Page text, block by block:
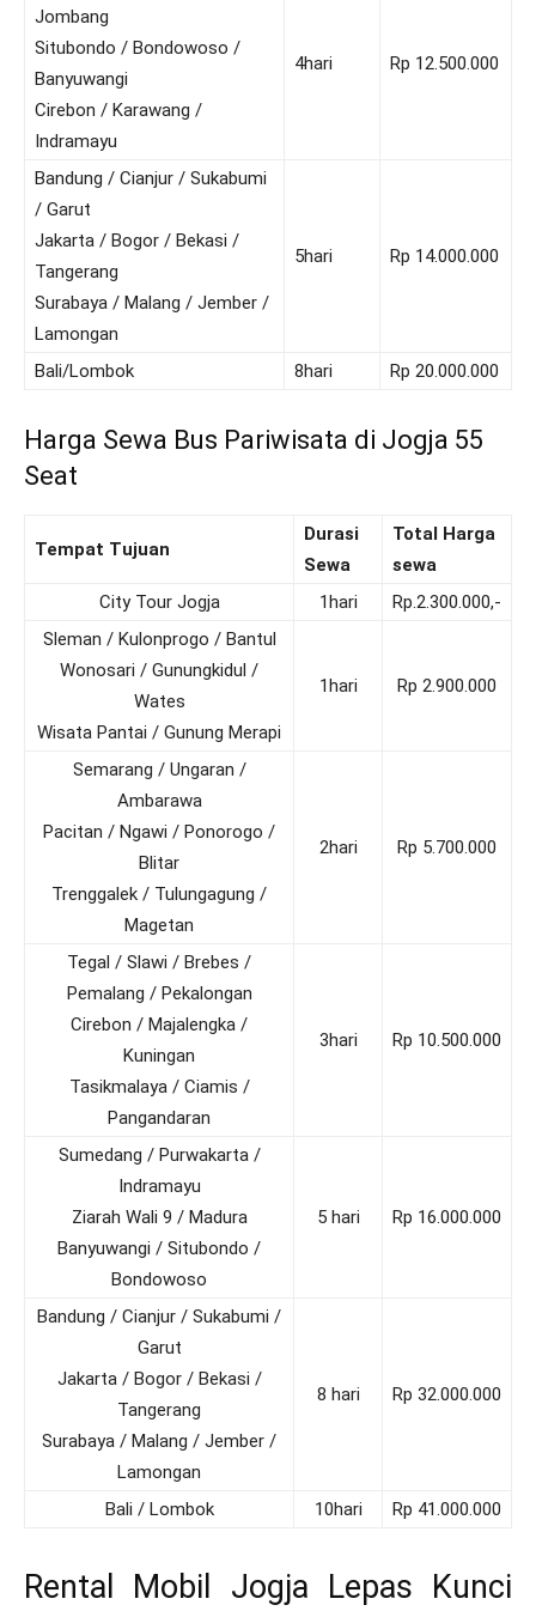
Jombang
Situbondo / Bondowoso /
Banyuwangi
Cirebon / Karawang /
Indramayu
4hari Rp 12.500.000
Bandung / Cianjur / Sukabumi
/ Garut
Jakarta / Bogor / Bekasi /
Tangerang
Surabaya / Malang / Jember /
Lamongan
5hari Rp 14.000.000
Bali/Lombok 8hari Rp 20.000.000
Harga Sewa Bus Pariwisata di Jogja 55
Seat
Tempat Tujuan
Durasi
Sewa
Total Harga
sewa
City Tour Jogja
1hari
Rp.2.300.000,-
Sleman / Kulonprogo / Bantul
Wonosari / Gunungkidul /
Wates
Wisata Pantai / Gunung Merapi
1hari Rp 2.900.000
Semarang / Ungaran /
Ambarawa
Pacitan / Ngawi / Ponorogo /
Blitar
Trenggalek / Tulungagung /
Magetan
2hari Rp 5.700.000
Tegal / Slawi / Brebes /
Pemalang / Pekalongan
Cirebon / Majalengka /
Kuningan
Tasikmalaya / Ciamis /
Pangandaran
3hari Rp 10.500.000
Sumedang / Purwakarta /
Indramayu
Ziarah Wali 9 / Madura
Banyuwangi / Situbondo /
Bondowoso
5 hari Rp 16.000.000
Bandung / Cianjur / Sukabumi /
Garut
Jakarta / Bogor / Bekasi /
Tangerang
Surabaya / Malang / Jember /
Lamongan
8 hari Rp 32.000.000
Bali / Lombok 10hari Rp 41.000.000
Rental Mobil Jogja Lepas Kunci